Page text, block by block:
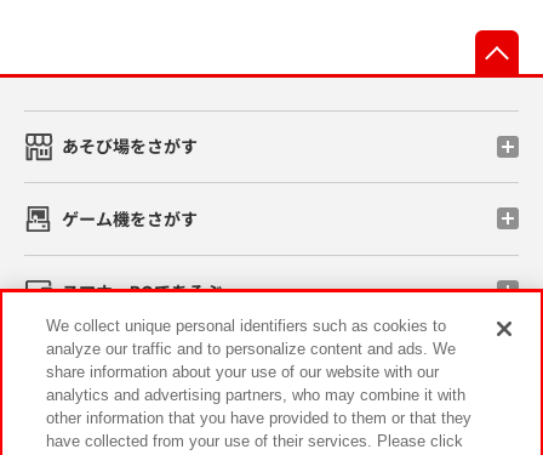
あそび場をさがす
ゲーム機をさがす
スマホ・PCであそぶ
イベント・キャンペーン
We collect unique personal identifiers such as cookies to
analyze our traffic and to personalize content and ads. We
share information about your use of our website with our
analytics and advertising partners, who may combine it with
other information that you have provided to them or that they
have collected from your use of their services. Please click